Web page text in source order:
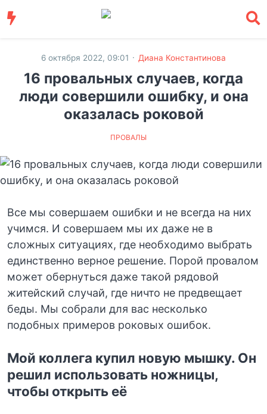
6 октября 2022, 09:01 · Диана Константинова
16 провальных случаев, когда
люди совершили ошибку, и она
оказалась роковой
ПРОВАЛЫ
Все мы совершаем ошибки и не всегда на них
учимся. И совершаем мы их даже не в
сложных ситуациях, где необходимо выбрать
единственно верное решение. Порой провалом
может обернуться даже такой рядовой
житейский случай, где ничто не предвещает
беды. Мы собрали для вас несколько
подобных примеров роковых ошибок.
Мой коллега купил новую мышку. Он
решил использовать ножницы,
чтобы открыть её